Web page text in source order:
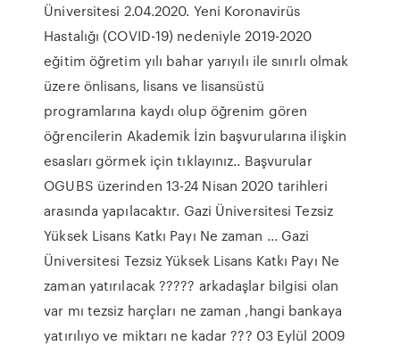
Üniversitesi 2.04.2020. Yeni Koronavirüs
Hastalığı (COVID-19) nedeniyle 2019-2020
eğitim öğretim yılı bahar yarıyılı ile sınırlı olmak
üzere önlisans, lisans ve lisansüstü
programlarına kaydı olup öğrenim gören
öğrencilerin Akademik İzin başvurularına ilişkin
esasları görmek için tıklayınız.. Başvurular
OGUBS üzerinden 13-24 Nisan 2020 tarihleri
arasında yapılacaktır. Gazi Üniversitesi Tezsiz
Yüksek Lisans Katkı Payı Ne zaman ... Gazi
Üniversitesi Tezsiz Yüksek Lisans Katkı Payı Ne
zaman yatırılacak ????? arkadaşlar bilgisi olan
var mı tezsiz harçları ne zaman ,hangi bankaya
yatırılıyo ve miktarı ne kadar ??? 03 Eylül 2009